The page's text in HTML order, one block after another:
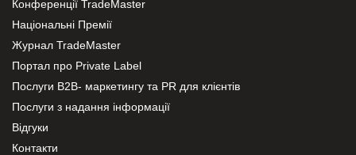
Конференції TradeMaster
Національні Премії
Журнал TradeMaster
Портал про Private Label
Послуги В2В- маркетингу та PR для клієнтів
Послуги з надання інформації
Відгуки
Контакти